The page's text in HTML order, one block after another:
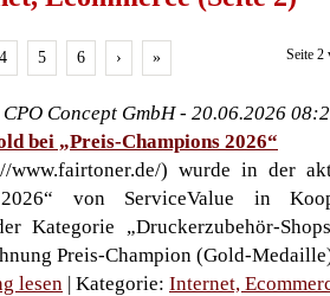
4 5 6 › » Seite 2
Concept GmbH - 20.06.2026
bei „Preis-Champions 2026“
www.fairtoner.de/) wurde in der
2026“ von ServiceValue in
Kategorie „Druckerzubehör-
Preis-Champion (Gold-
lesen | Kategorie: Internet,